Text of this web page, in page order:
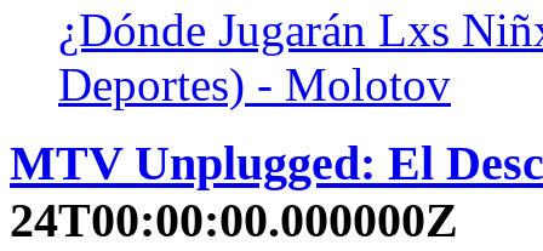
¿Dónde Jugarán Lxs
Deportes) - Molotov
MTV Unplugged: El
24T00:00:00.000000Z